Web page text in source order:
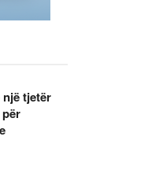
një tjetër